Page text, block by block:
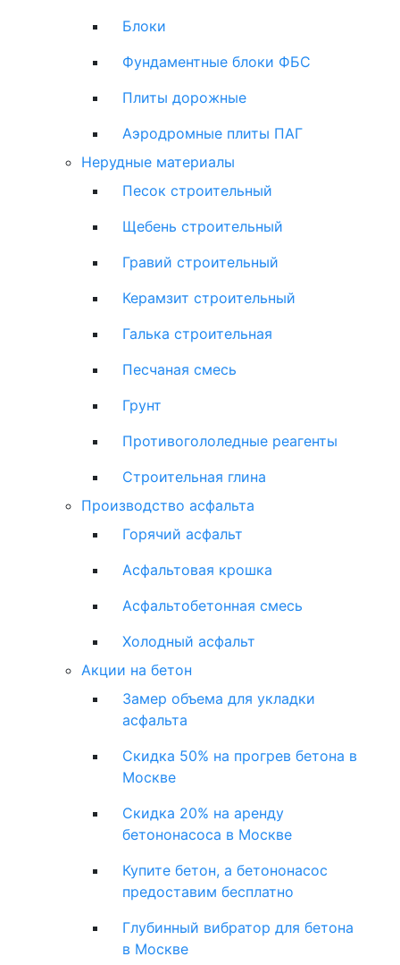
Блоки
Фундаментные блоки ФБС
Плиты дорожные
Аэродромные плиты ПАГ
Нерудные материалы
Песок строительный
Щебень строительный
Гравий строительный
Керамзит строительный
Галька строительная
Песчаная смесь
Грунт
Противогололедные реагенты
Строительная глина
Производство асфальта
Горячий асфальт
Асфальтовая крошка
Асфальтобетонная смесь
Холодный асфальт
Акции на бетон
Замер объема для укладки
асфальта
Скидка 50% на прогрев бетона в
Москве
Скидка 20% на аренду
бетононасоса в Москве
Купите бетон, а бетононасос
предоставим бесплатно
Глубинный вибратор для бетона
в Москве